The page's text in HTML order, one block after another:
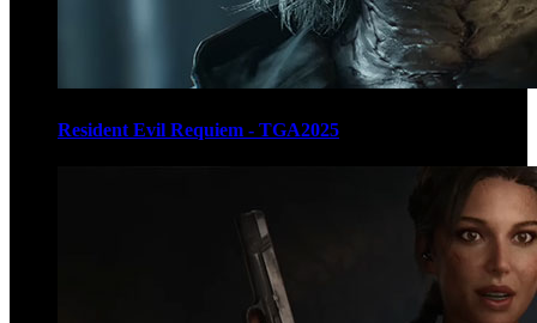
Resident Evil Requiem - TGA2025